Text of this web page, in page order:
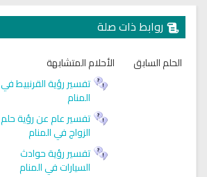
روابط ذات صلة
الحلم السابق
الأحلام المتشابهة
تفسير رؤية القرنبيط في
المنام
تفسير عام عن رؤية حلم
الزواج في المنام
تفسير رؤية حوادث
السيارات في المنام